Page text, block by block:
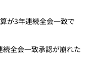
が3年連続全会一致で
全会一致承認が崩れた